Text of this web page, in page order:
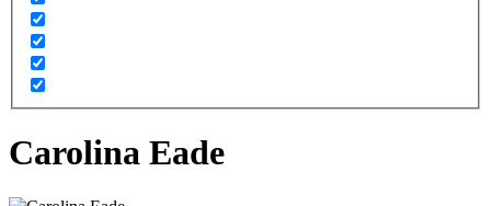
Carolina Eade